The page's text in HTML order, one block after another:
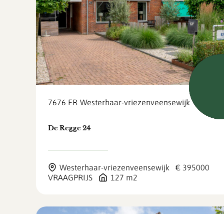
7676 ER Westerhaar-vriezenveensewijk
De Regge 24
Westerhaar-vriezenveensewijk
€ 395000
VRAAGPRIJS
127 m2